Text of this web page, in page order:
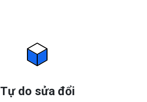
Tự do sửa đổi